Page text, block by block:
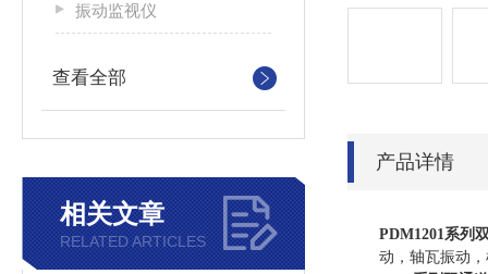
振动监视仪
查看全部
相关文章
RELATED ARTICLES
产品详情
PDM1201系列
动，轴瓦振动